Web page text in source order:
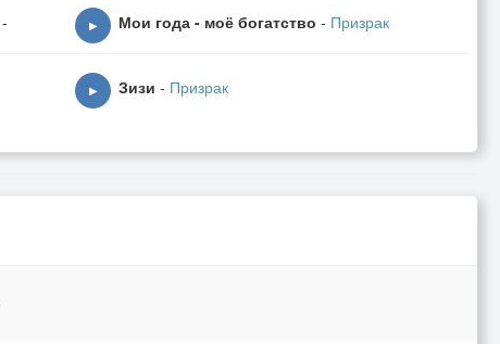
-
▶ Мои года - моё богатство - Призрак
▶ Зизи - Призрак